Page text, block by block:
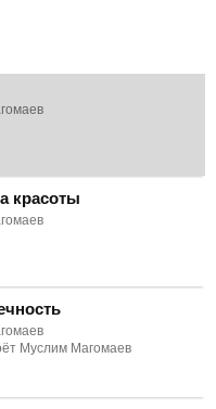
красоты
Муслим Магомаев